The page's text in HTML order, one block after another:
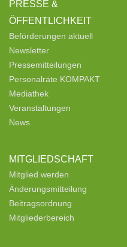
PRESSE &
ÖFFENTLICHKEIT
Beförderungen aktuell
Newsletter
Pressemitteilungen
Personalräte KOMPAKT
Mediathek
Veranstaltungen
News
MITGLIEDSCHAFT
Mitglied werden
Änderungsmitteilung
Beitragsordnung
Mitgliederbereich